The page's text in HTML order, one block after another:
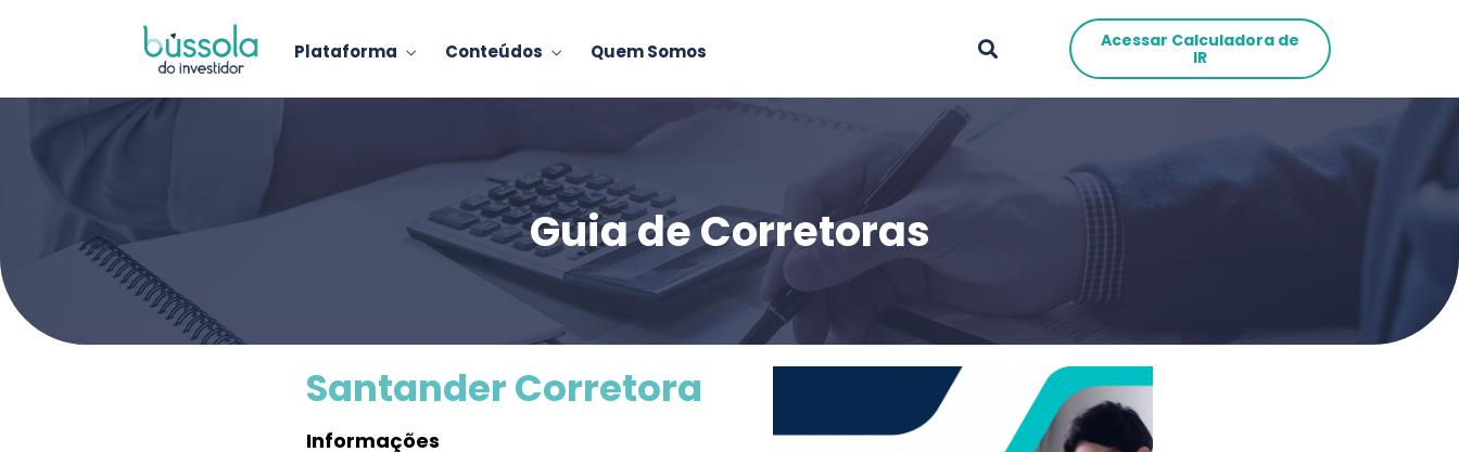
Plataforma Conteúdos Quem Somos
Acessar Calculadora de
IR
Guia de Corretoras
Santander Corretora
Informações